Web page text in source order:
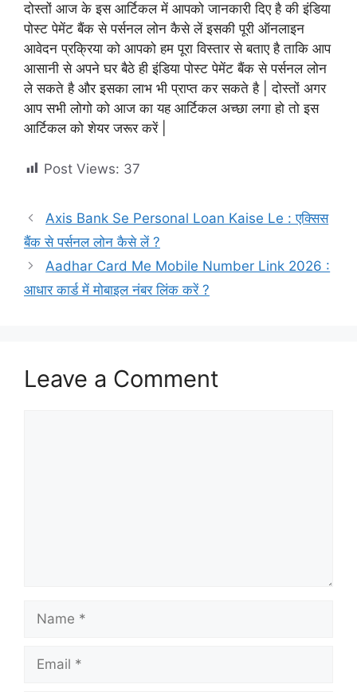
दोस्तों आज के इस आर्टिकल में आपको जानकारी दिए है की इंडिया
पोस्ट पेमेंट बैंक से पर्सनल लोन कैसे लें इसकी पूरी ऑनलाइन
आवेदन प्रक्रिया को आपको हम पूरा विस्तार से बताए है ताकि आप
आसानी से अपने घर बैठे ही इंडिया पोस्ट पेमेंट बैंक से पर्सनल लोन
ले सकते है और इसका लाभ भी प्राप्त कर सकते है | दोस्तों अगर
आप सभी लोगो को आज का यह आर्टिकल अच्छा लगा हो तो इस
आर्टिकल को शेयर जरूर करें |
Post Views: 37
Axis Bank Se Personal Loan Kaise Le : एक्सिस
बैंक से पर्सनल लोन कैसे लें ?
Aadhar Card Me Mobile Number Link 2026 :
आधार कार्ड में मोबाइल नंबर लिंक करें ?
Leave a Comment